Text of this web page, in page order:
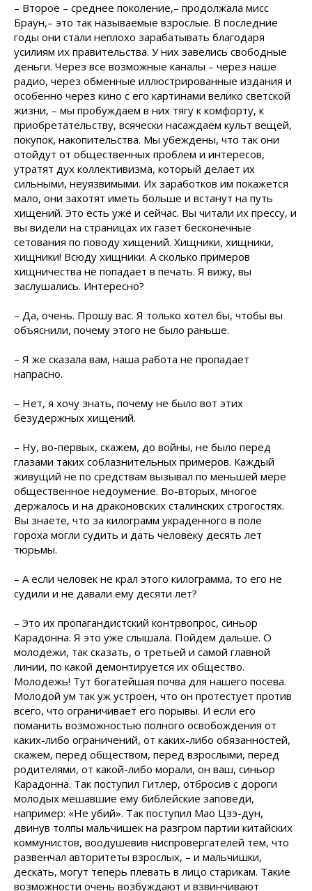
– Второе – среднее поколение,– продолжала мисс
Браун,– это так называемые взрослые. В последние
годы они стали неплохо зарабатывать благодаря
усилиям их правительства. У них завелись свободные
деньги. Через все возможные каналы – через наше
радио, через обменные иллюстрированные издания и
особенно через кино с его картинами велико светской
жизни, – мы пробуждаем в них тягу к комфорту, к
приобретательству, всячески насаждаем культ вещей,
покупок, накопительства. Мы убеждены, что так они
отойдут от общественных проблем и интересов,
утратят дух коллективизма, который делает их
сильными, неуязвимыми. Их заработков им покажется
мало, они захотят иметь больше и встанут на путь
хищений. Это есть уже и сейчас. Вы читали их прессу, и
вы видели на страницах их газет бесконечные
сетования по поводу хищений. Хищники, хищники,
хищники! Всюду хищники. А сколько примеров
хищничества не попадает в печать. Я вижу, вы
заслушались. Интересно?
– Да, очень. Прошу вас. Я только хотел бы, чтобы вы
объяснили, почему этого не было раньше.
– Я же сказала вам, наша работа не пропадает
напрасно.
– Нет, я хочу знать, почему не было вот этих
безудержных хищений.
– Ну, во-первых, скажем, до войны, не было перед
глазами таких соблазнительных примеров. Каждый
живущий не по средствам вызывал по меньшей мере
общественное недоумение. Во-вторых, многое
держалось и на драконовских сталинских строгостях.
Вы знаете, что за килограмм украденного в поле
гороха могли судить и дать человеку десять лет
тюрьмы.
– А если человек не крал этого килограмма, то его не
судили и не давали ему десяти лет?
– Это их пропагандистский контрвопрос, синьор
Карадонна. Я это уже слышала. Пойдем дальше. О
молодежи, так сказать, о третьей и самой главной
линии, по какой демонтируется их общество.
Молодежь! Тут богатейшая почва для нашего посева.
Молодой ум так уж устроен, что он протестует против
всего, что ограничивает его порывы. И если его
поманить возможностью полного освобождения от
каких-либо ограничений, от каких-либо обязанностей,
скажем, перед обществом, перед взрослыми, перед
родителями, от какой-либо морали, он ваш, синьор
Карадонна. Так поступил Гитлер, отбросив с дороги
молодых мешавшие ему библейские заповеди,
например: «Не убий». Так поступил Мао Цзэ-дун,
двинув толпы мальчишек на разгром партии китайских
коммунистов, воодушевив ниспровергателей тем, что
развенчал авторитеты взрослых, – и мальчишки,
дескать, могут теперь плевать в лицо старикам. Такие
возможности очень возбуждают и взвинчивают